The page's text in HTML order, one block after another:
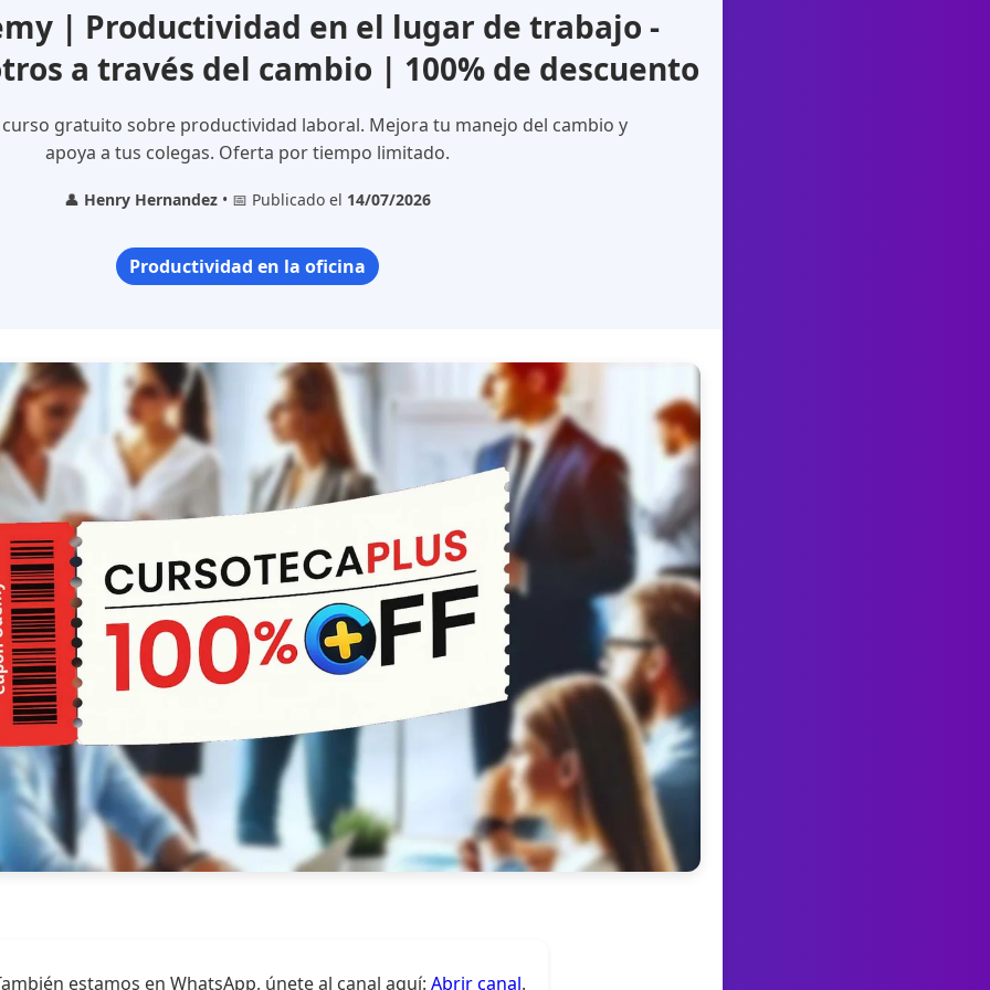
| Productividad en el lugar de trabajo -
a través del cambio | 100% de descuento
gratuito sobre productividad laboral. Mejora tu manejo del cambio y
apoya a tus colegas. Oferta por tiempo limitado.
👤 Henry Hernandez • 📅 Publicado el 14/07/2026
Productividad en la oficina
estamos en WhatsApp, únete al canal aquí: Abrir canal.